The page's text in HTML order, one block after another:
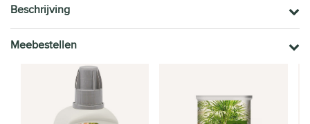
Beschrijving
Meebestellen